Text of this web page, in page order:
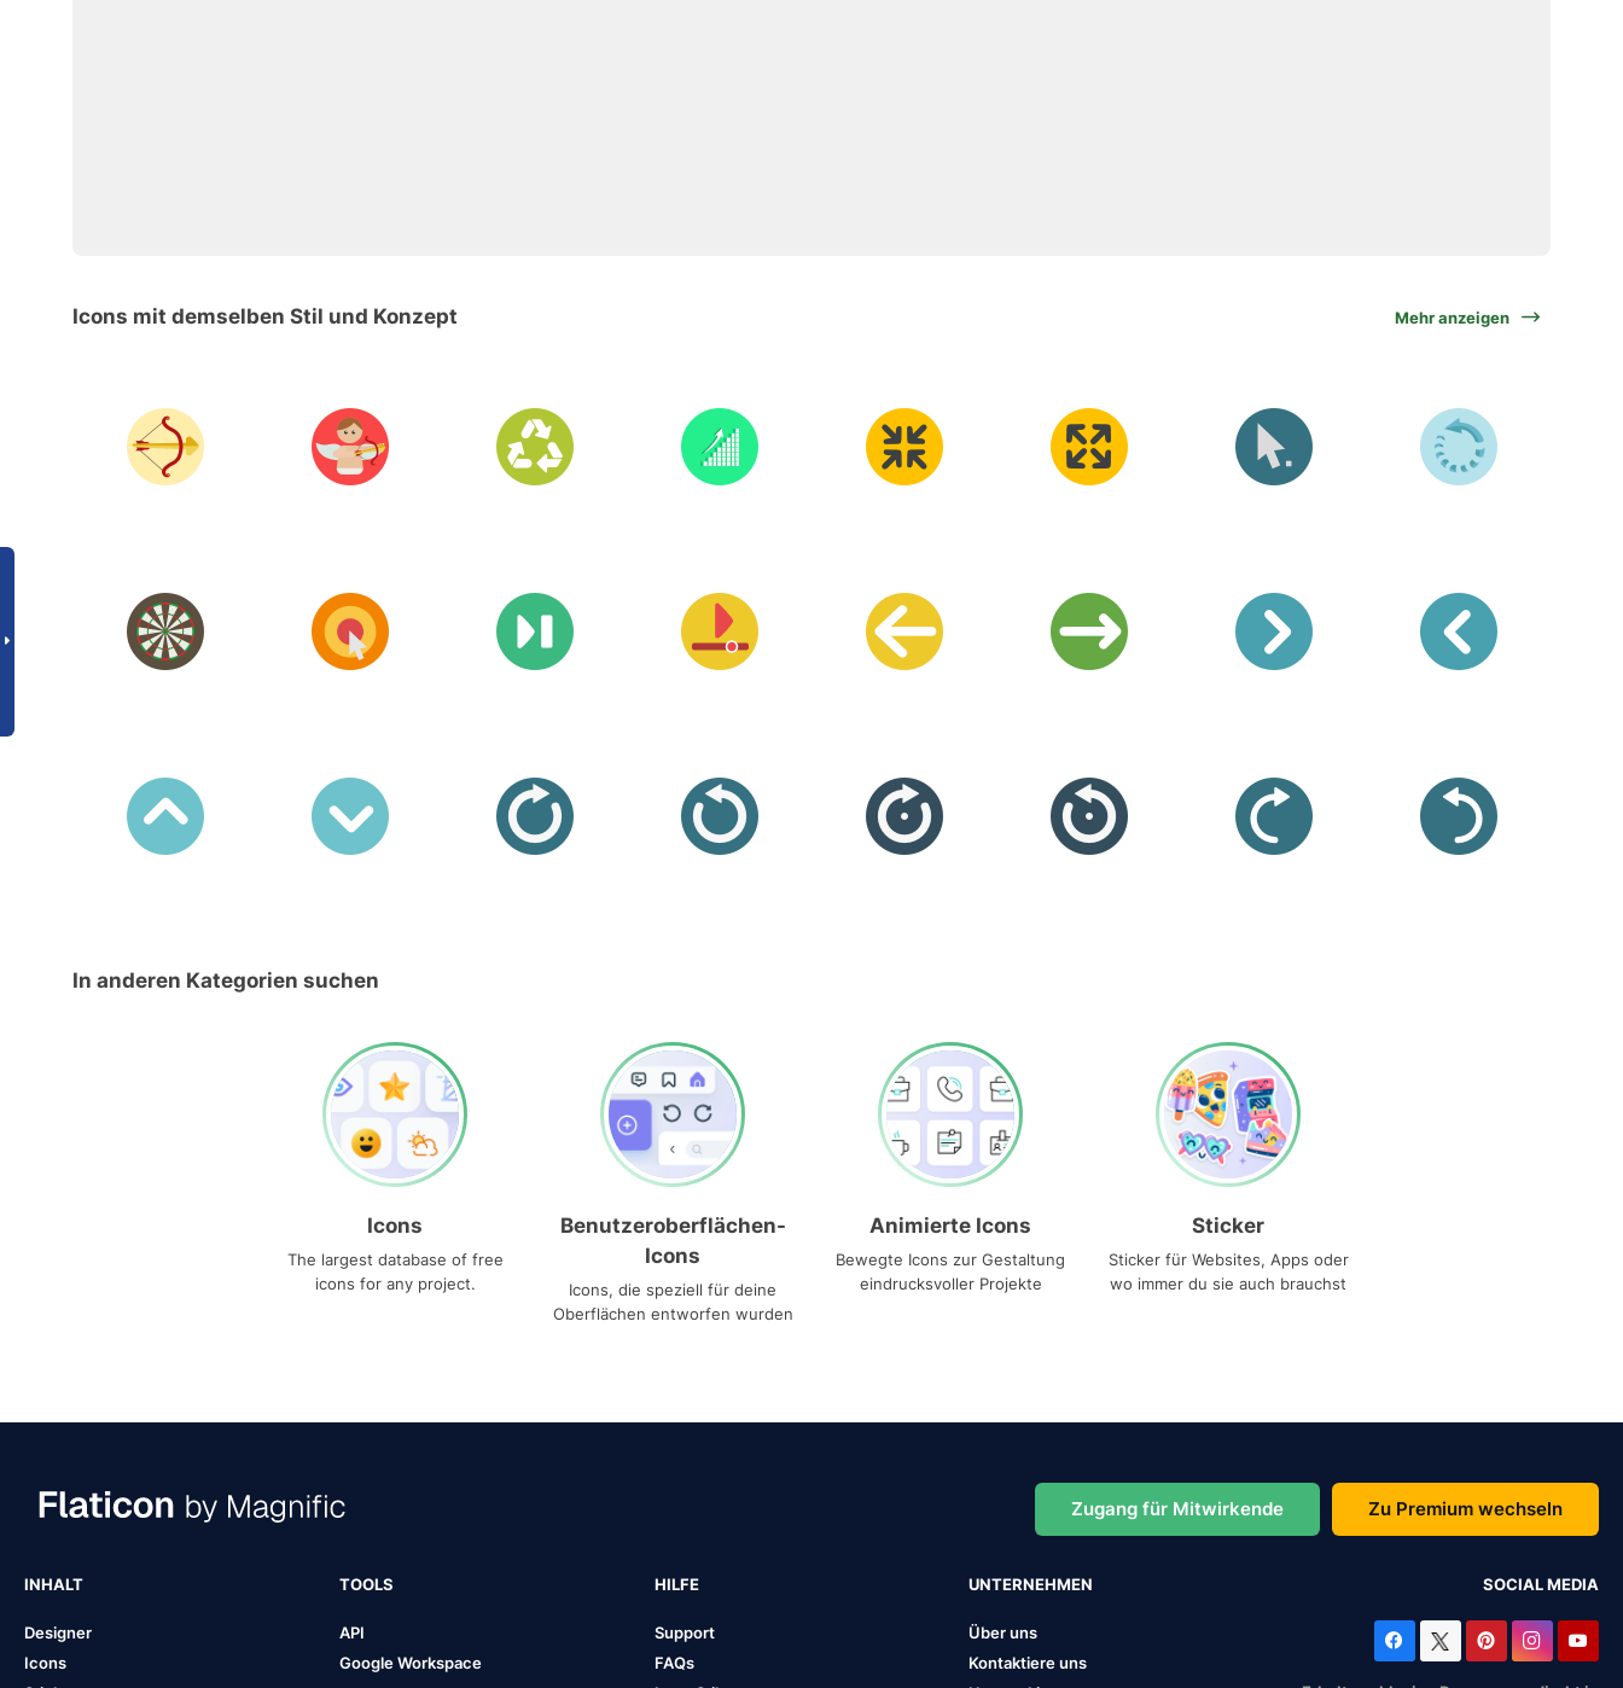
Icons mit demselben Stil und Konzept Mehr anzeigen
In anderen Kategorien suchen
Icons
The largest database of free
icons for any project.
Benutzeroberflächen-
Icons
Icons, die speziell für deine
Oberflächen entworfen wurden
Animierte Icons
Bewegte Icons zur Gestaltung
eindrucksvoller Projekte
Sticker
Sticker für Websites, Apps oder
wo immer du sie auch brauchst
Zugang für Mitwirkende Zu Premium wechseln
INHALT
Designer
Icons
TOOLS
API
Google Workspace
HILFE
Support
FAQs
UNTERNEHMEN
Über uns
Kontaktiere uns
SOCIAL MEDIA